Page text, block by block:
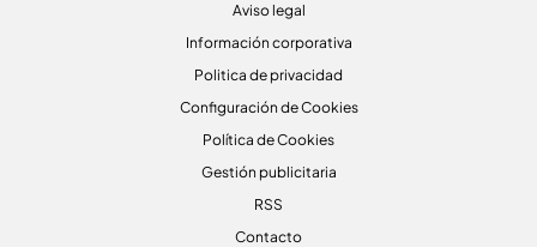
Aviso legal
Información corporativa
Politica de privacidad
Configuración de Cookies
Política de Cookies
Gestión publicitaria
RSS
Contacto